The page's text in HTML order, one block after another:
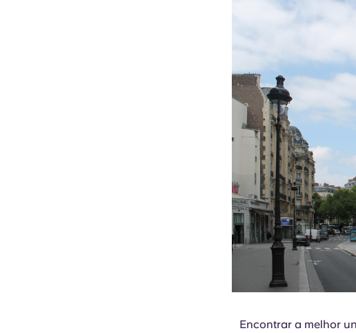
ambição e momentos inesquecíveis para os alunos.
Encontrar a melhor